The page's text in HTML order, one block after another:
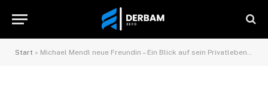
Start » Michael Mendl neue Freundin – Ein Blick auf sein Privatleben, Beziehungen und Karriere